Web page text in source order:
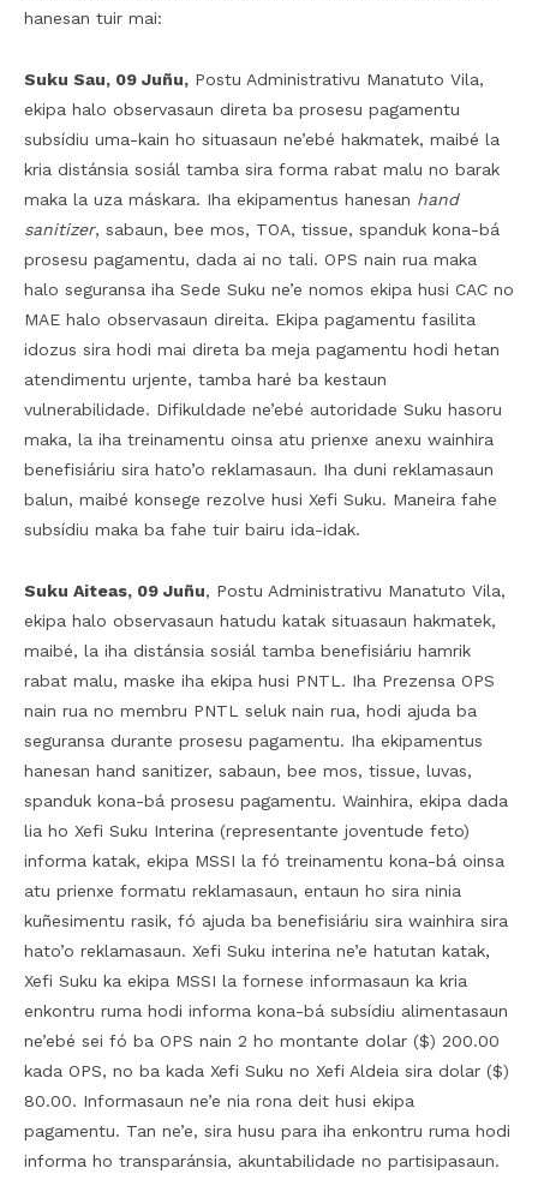
hanesan tuir mai:
Suku Sau, 09 Juñu, Postu Administrativu Manatuto Vila,
ekipa halo observasaun direta ba prosesu pagamentu
subsídiu uma-kain ho situasaun ne’ebé hakmatek, maibé la
kria distánsia sosiál tamba sira forma rabat malu no barak
maka la uza máskara. Iha ekipamentus hanesan hand
sanitizer, sabaun, bee mos, TOA, tissue, spanduk kona-bá
prosesu pagamentu, dada ai no tali. OPS nain rua maka
halo seguransa iha Sede Suku ne’e nomos ekipa husi CAC no
MAE halo observasaun direita. Ekipa pagamentu fasilita
idozus sira hodi mai direta ba meja pagamentu hodi hetan
atendimentu urjente, tamba haré ba kestaun
vulnerabilidade. Difikuldade ne’ebé autoridade Suku hasoru
maka, la iha treinamentu oinsa atu prienxe anexu wainhira
benefisiáriu sira hato’o reklamasaun. Iha duni reklamasaun
balun, maibé konsege rezolve husi Xefi Suku. Maneira fahe
subsídiu maka ba fahe tuir bairu ida-idak.
Suku Aiteas, 09 Juñu, Postu Administrativu Manatuto Vila,
ekipa halo observasaun hatudu katak situasaun hakmatek,
maibé, la iha distánsia sosiál tamba benefisiáriu hamrik
rabat malu, maske iha ekipa husi PNTL. Iha Prezensa OPS
nain rua no membru PNTL seluk nain rua, hodi ajuda ba
seguransa durante prosesu pagamentu. Iha ekipamentus
hanesan hand sanitizer, sabaun, bee mos, tissue, luvas,
spanduk kona-bá prosesu pagamentu. Wainhira, ekipa dada
lia ho Xefi Suku Interina (representante joventude feto)
informa katak, ekipa MSSI la fó treinamentu kona-bá oinsa
atu prienxe formatu reklamasaun, entaun ho sira ninia
kuñesimentu rasik, fó ajuda ba benefisiáriu sira wainhira sira
hato’o reklamasaun. Xefi Suku interina ne’e hatutan katak,
Xefi Suku ka ekipa MSSI la fornese informasaun ka kria
enkontru ruma hodi informa kona-bá subsídiu alimentasaun
ne’ebé sei fó ba OPS nain 2 ho montante dolar ($) 200.00
kada OPS, no ba kada Xefi Suku no Xefi Aldeia sira dolar ($)
80.00. Informasaun ne’e nia rona deit husi ekipa
pagamentu. Tan ne’e, sira husu para iha enkontru ruma hodi
informa ho transparánsia, akuntabilidade no partisipasaun.